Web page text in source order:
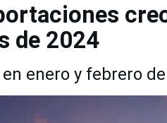
de 2024
enero y febrero